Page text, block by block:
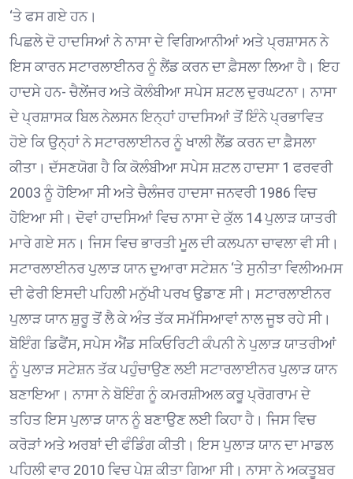
‘ਤੇ ਫਸ ਗਏ ਹਨ।
ਪਿਛਲੇ ਦੋ ਹਾਦਸਿਆਂ ਨੇ ਨਾਸਾ ਦੇ ਵਿਗਿਆਨੀਆਂ ਅਤੇ ਪ੍ਰਸ਼ਾਸਨ ਨੇ
ਇਸ ਕਾਰਨ ਸਟਾਰਲਾਈਨਰ ਨੂੰ ਲੈਂਡ ਕਰਨ ਦਾ ਫ਼ੈਸਲਾ ਲਿਆ ਹੈ। ਇਹ
ਹਾਦਸੇ ਹਨ- ਚੈਲੇਂਜਰ ਅਤੇ ਕੋਲੰਬੀਆ ਸਪੇਸ ਸ਼ਟਲ ਦੁਰਘਟਨਾ। ਨਾਸਾ
ਦੇ ਪ੍ਰਸ਼ਾਸਕ ਬਿਲ ਨੇਲਸਨ ਇਨ੍ਹਾਂ ਹਾਦਸਿਆਂ ਤੋਂ ਇੰਨੇ ਪ੍ਰਭਾਵਿਤ
ਹੋਏ ਕਿ ਉਨ੍ਹਾਂ ਨੇ ਸਟਾਰਲਾਈਨਰ ਨੂੰ ਖਾਲੀ ਲੈਂਡ ਕਰਨ ਦਾ ਫ਼ੈਸਲਾ
ਕੀਤਾ। ਦੱਸਣਯੋਗ ਹੈ ਕਿ ਕੋਲੰਬੀਆ ਸਪੇਸ ਸ਼ਟਲ ਹਾਦਸਾ 1 ਫਰਵਰੀ
2003 ਨੂੰ ਹੋਇਆ ਸੀ ਅਤੇ ਚੈਲੰਜਰ ਹਾਦਸਾ ਜਨਵਰੀ 1986 ਵਿਚ
ਹੋਇਆ ਸੀ। ਦੋਵਾਂ ਹਾਦਸਿਆਂ ਵਿਚ ਨਾਸਾ ਦੇ ਕੁੱਲ 14 ਪੁਲਾੜ ਯਾਤਰੀ
ਮਾਰੇ ਗਏ ਸਨ। ਜਿਸ ਵਿਚ ਭਾਰਤੀ ਮੂਲ ਦੀ ਕਲਪਨਾ ਚਾਵਲਾ ਵੀ ਸੀ।
ਸਟਾਰਲਾਈਨਰ ਪੁਲਾੜ ਯਾਨ ਦੁਆਰਾ ਸਟੇਸ਼ਨ ‘ਤੇ ਸੁਨੀਤਾ ਵਿਲੀਅਮਸ
ਦੀ ਫੇਰੀ ਇਸਦੀ ਪਹਿਲੀ ਮਨੁੱਖੀ ਪਰਖ ਉਡਾਣ ਸੀ। ਸਟਾਰਲਾਈਨਰ
ਪੁਲਾੜ ਯਾਨ ਸ਼ੁਰੂ ਤੋਂ ਲੈ ਕੇ ਅੰਤ ਤੱਕ ਸਮੱਸਿਆਵਾਂ ਨਾਲ ਜੂਝ ਰਹੇ ਸੀ।
ਬੋਇੰਗ ਡਿਫੈਂਸ, ਸਪੇਸ ਐਂਡ ਸਕਿਓਰਿਟੀ ਕੰਪਨੀ ਨੇ ਪੁਲਾੜ ਯਾਤਰੀਆਂ
ਨੂੰ ਪੁਲਾੜ ਸਟੇਸ਼ਨ ਤੱਕ ਪਹੁੰਚਾਉਣ ਲਈ ਸਟਾਰਲਾਈਨਰ ਪੁਲਾੜ ਯਾਨ
ਬਣਾਇਆ। ਨਾਸਾ ਨੇ ਬੋਇੰਗ ਨੂੰ ਕਮਰਸ਼ੀਅਲ ਕਰੂ ਪ੍ਰੋਗਰਾਮ ਦੇ
ਤਹਿਤ ਇਸ ਪੁਲਾੜ ਯਾਨ ਨੂੰ ਬਣਾਉਣ ਲਈ ਕਿਹਾ ਹੈ। ਜਿਸ ਵਿਚ
ਕਰੋੜਾਂ ਅਤੇ ਅਰਬਾਂ ਦੀ ਫੰਡਿੰਗ ਕੀਤੀ। ਇਸ ਪੁਲਾੜ ਯਾਨ ਦਾ ਮਾਡਲ
ਪਹਿਲੀ ਵਾਰ 2010 ਵਿਚ ਪੇਸ਼ ਕੀਤਾ ਗਿਆ ਸੀ। ਨਾਸਾ ਨੇ ਅਕਤੂਬਰ